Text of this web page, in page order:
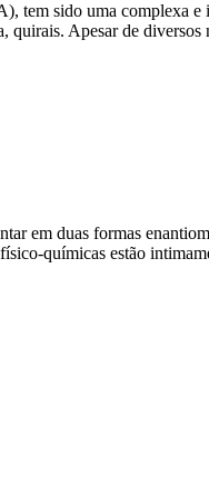
tem sido uma complexa
Apesar de
em duas formas
químicas estão